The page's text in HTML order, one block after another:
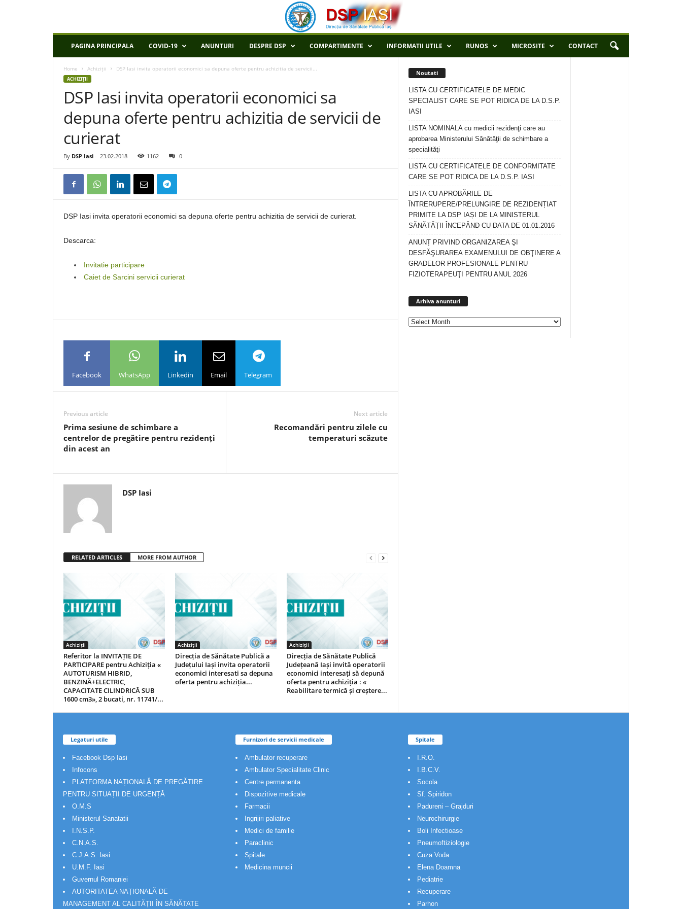
P
PAGINA PRINCIPALA COVID-19 ANUNTURI DESPRE DSP COMPARTIMENTE INFORMATII UTILE RUNOS MICROSITE CONTACT
Home Achiziții DSP Iasi invita operatorii economici sa depuna oferte pentru achizitia de servicii...
ACHIZIȚII
DSP Iasi invita operatorii economici sa
depuna oferte pentru achizitia de servicii de
curierat
By DSP Iasi - 23.02.2018 1162 0
DSP Iasi invita operatorii economici sa depuna oferte pentru achizitia de servicii de curierat.
Descarca:
Invitatie participare
Caiet de Sarcini servicii curierat
Facebook WhatsApp Linkedin Email Telegram
Previous article
Prima sesiune de schimbare a
centrelor de pregătire pentru rezidenți
din acest an
Next article
Recomandări pentru zilele cu
temperaturi scăzute
DSP Iasi
RELATED ARTICLES MORE FROM AUTHOR
Achiziții
Referitor la INVITAȚIE DE
PARTICIPARE pentru Achiziția «
AUTOTURISM HIBRID,
BENZINĂ+ELECTRIC,
CAPACITATE CILINDRICĂ SUB
1600 cm3», 2 bucati, nr. 11741/...
Achiziții
Direcția de Sănătate Publică a
Județului Iași invita operatorii
economici interesati sa depuna
oferta pentru achiziția...
Achiziții
Direcția de Sănătate Publică
Județeană Iași invită operatorii
economici interesați să depună
oferta pentru achiziția : «
Reabilitare termică și creștere...
Noutati
LISTA CU CERTIFICATELE DE MEDIC
SPECIALIST CARE SE POT RIDICA DE LA D.S.P.
IASI
LISTA NOMINALA cu medicii rezidenţi care au
aprobarea Ministerului Sănătăţii de schimbare a
specialităţi
LISTA CU CERTIFICATELE DE CONFORMITATE
CARE SE POT RIDICA DE LA D.S.P. IASI
LISTA CU APROBĂRILE DE
ÎNTRERUPERE/PRELUNGIRE DE REZIDENȚIAT
PRIMITE LA DSP IAȘI DE LA MINISTERUL
SĂNĂTĂȚII ÎNCEPÂND CU DATA DE 01.01.2016
ANUNȚ PRIVIND ORGANIZAREA ŞI
DESFĂŞURAREA EXAMENULUI DE OBŢINERE A
GRADELOR PROFESIONALE PENTRU
FIZIOTERAPEUŢI PENTRU ANUL 2026
Arhiva anunturi
Legaturi utile
Facebook Dsp Iasi
Infocons
PLATFORMA NAȚIONALĂ DE PREGĂTIRE
PENTRU SITUAȚII DE URGENȚĂ
O.M.S
Ministerul Sanatatii
I.N.S.P.
C.N.A.S.
C.J.A.S. Iasi
U.M.F. Iasi
Guvernul Romaniei
AUTORITATEA NAȚIONALĂ DE
MANAGEMENT AL CALITĂȚII ÎN SĂNĂTATE
Furnizori de servicii medicale
Ambulator recuperare
Ambulator Specialitate Clinic
Centre permanenta
Dispozitive medicale
Farmacii
Ingrijiri paliative
Medici de familie
Paraclinic
Spitale
Medicina muncii
Spitale
I.R.O.
I.B.C.V.
Socola
Sf. Spiridon
Padureni – Grajduri
Neurochirurgie
Boli Infectioase
Pneumoftiziologie
Cuza Voda
Elena Doamna
Pediatrie
Recuperare
Parhon